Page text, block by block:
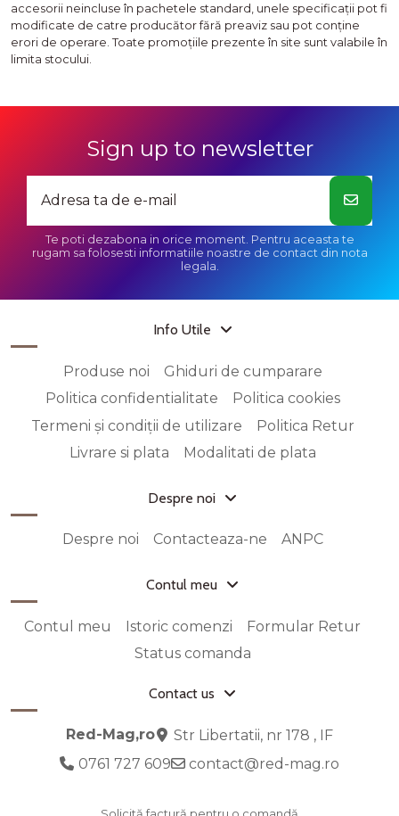
accesorii neincluse în pachetele standard, unele specificaţii pot fi
modificate de catre producător fără preaviz sau pot conţine
erori de operare. Toate promoţiile prezente în site sunt valabile în
limita stocului.
Sign up to newsletter
Te poti dezabona in orice moment. Pentru aceasta te
rugam sa folosesti informatiile noastre de contact din nota
legala.
Info Utile
Produse noi
Ghiduri de cumparare
Politica confidentialitate
Politica cookies
Termeni și condiții de utilizare
Politica Retur
Livrare si plata
Modalitati de plata
Despre noi
Despre noi Contacteaza-ne ANPC
Contul meu
Contul meu Istoric comenzi
Formular Retur
Status comanda
Contact us
Red-Mag,ro
Str Libertatii, nr 178 , IF
0761 727 609
contact@red-mag.ro
Solicită factură pentru o comandă